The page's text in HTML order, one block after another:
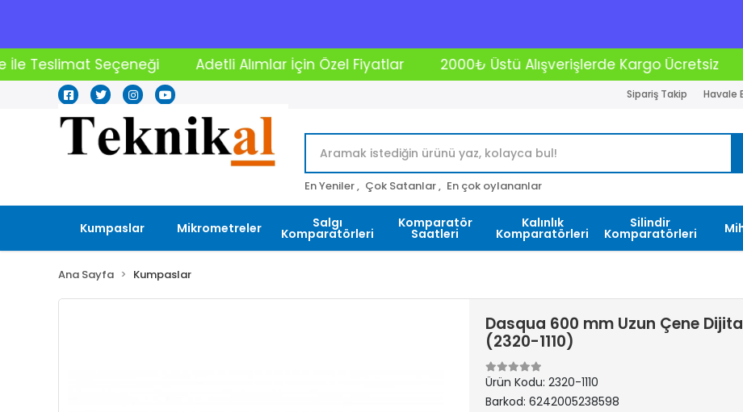
Adetli Alımlar İçin Özel Fiyatlar 2000₺ Üstü Alışverişlerde Kargo Ücretsiz Kredi Kartına 12
Sipariş Takip Havale
En Yeniler , Çok Satanlar , En çok oylananlar
Kumpaslar Mikrometreler Salgı
Komparatörleri
Komparatör
Saatleri
Kalınlık
Komparatörleri
Silindir
Komparatörleri
Ana Sayfa Kumpaslar
Dasqua 600 mm Uzun Çene
(2320-1110)
Ürün Kodu: 2320-1110
Barkod: 6242005238598